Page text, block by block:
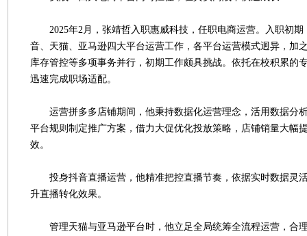
2025年2月，张靖哲入职惠威科技，任职电商运营。入职初期
音、天猫、亚马逊四大平台运营工作，各平台运营模式迥异，加
库存管控等多项事务并行，初期工作颇具挑战。依托在校积累的
迅速完成职场适配。
运营拼多多店铺期间，他秉持数据化运营理念，活用数据分
平台规则制定推广方案，借力大促优化投放策略，店铺销量大幅
效。
投身抖音直播运营，他精准把控直播节奏，依据实时数据灵
升直播转化效果。
管理天猫与亚马逊平台时，他立足全局统筹全流程运营，合